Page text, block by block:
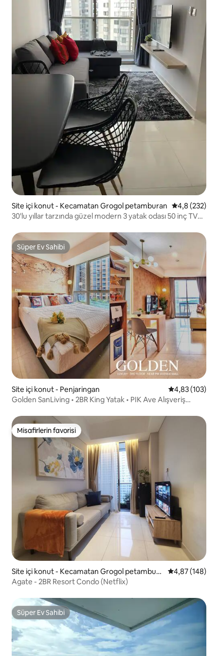
Site içi konut - Kecamatan Grogol petamburan 5 üzerinden
4,8 (232)
30'lu yıllar tarzında güzel modern 3 yatak odası 50 inç TV
Süper Ev Sahibi
Süper Ev Sahibi
Site içi konut - Penjaringan 5 üzerinden
4,83 (103)
Golden SanLiving • 2BR King Yatak • PIK Ave Alışveriş
Misafirlerin favorisi
Misafirlerin favorisi
Site içi konut - Kecamatan Grogol petambura
n
5 üzerinden
4,87 (148)
Agate - 2BR Resort Condo (Netflix)
Süper Ev Sahibi
Süper Ev Sahibi